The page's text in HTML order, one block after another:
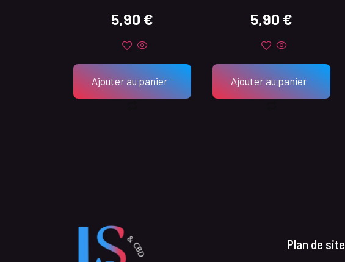
5,90 €
Ajouter au panier
5,90 €
Ajouter au panier
Plan de site